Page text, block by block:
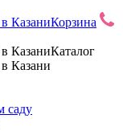
Корзина
Каталог
саду